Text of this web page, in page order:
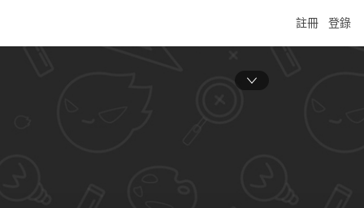
註冊 登錄